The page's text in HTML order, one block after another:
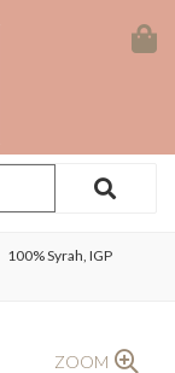
100% Syrah, IGP
ZOOM